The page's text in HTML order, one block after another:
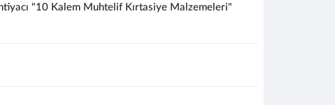
"10 Kalem Muhtelif Kırtasiye Malzemeleri"